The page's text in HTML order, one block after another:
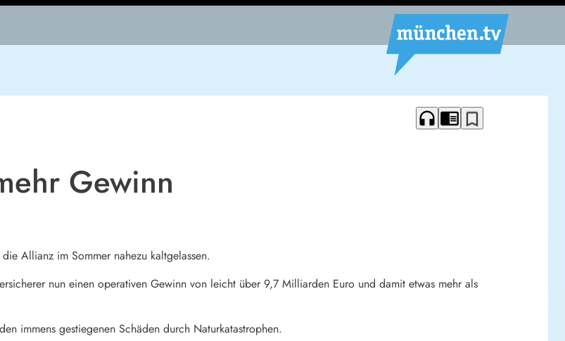
headphones chrome_reader_mode bookmark_border
Gewinn
Allianz im Sommer nahezu kaltgelassen.
nun einen operativen Gewinn von leicht über 9,7 Milliarden Euro und damit etwas mehr als
immens gestiegenen Schäden durch Naturkatastrophen.